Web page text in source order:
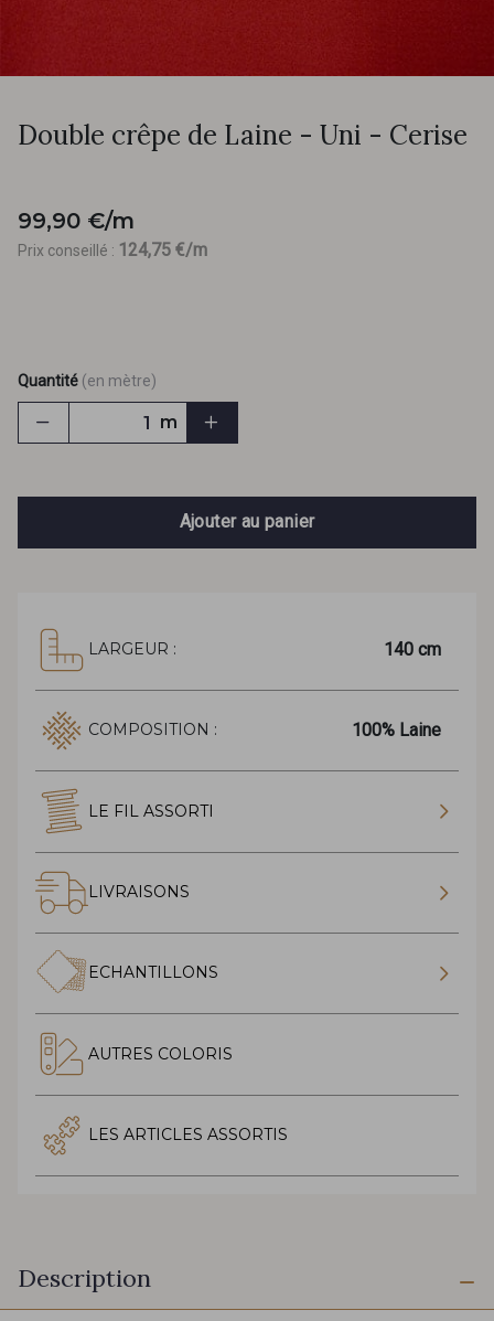
Double crêpe de Laine - Uni - Cerise
99,90 €/m
Prix conseillé : 124,75 €/m
Quantité (en mètre)
m
Ajouter au panier
LARGEUR : 140 cm
COMPOSITION : 100% Laine
LE FIL ASSORTI
LIVRAISONS
ECHANTILLONS
AUTRES COLORIS
LES ARTICLES ASSORTIS
Description